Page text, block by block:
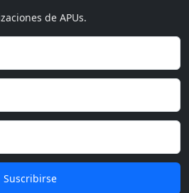
de APUs.
Suscribirse